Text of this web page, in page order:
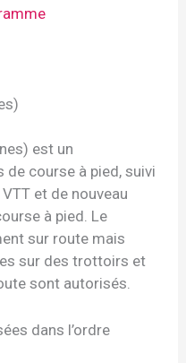
est un
de course à pied, suivi
et de nouveau
à pied. Le
sur route mais
sur des trottoirs et
sont autorisés.
dans l’ordre